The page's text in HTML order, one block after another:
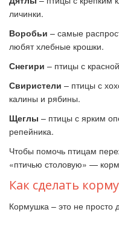
личинки.
Воробьи – самые
любят хлебные крошки.
Снегири – птицы с
Свиристели – птицы с
калины и рябины.
Щеглы – птицы с ярким
репейника.
Чтобы помочь птицам
«птичью столовую» —
Как сделать
Кормушка – это не просто